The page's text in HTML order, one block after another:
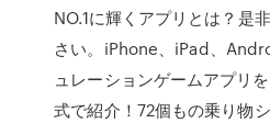
NO.1に輝くアプリとは？是
さい。iPhone、iPad、
ュレーションゲームアプリ
式で紹介！72個もの乗り物